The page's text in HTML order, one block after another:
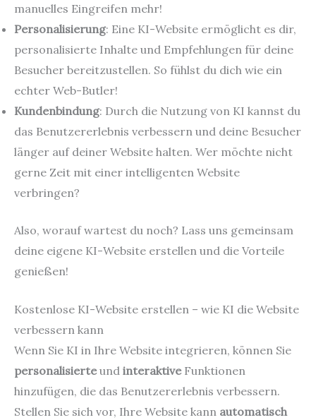
manuelles Eingreifen mehr!
Personalisierung: Eine KI-Website ermöglicht es dir,
personalisierte Inhalte und Empfehlungen für deine
Besucher bereitzustellen. So fühlst du dich wie ein
echter Web-Butler!
Kundenbindung: Durch die Nutzung von KI kannst du
das Benutzererlebnis verbessern und deine Besucher
länger auf deiner Website halten. Wer möchte nicht
gerne Zeit mit einer intelligenten Website
verbringen?
Also, worauf wartest du noch? Lass uns gemeinsam
deine eigene KI-Website erstellen und die Vorteile
genießen!
Kostenlose KI-Website erstellen – wie KI die Website
verbessern kann
Wenn Sie KI in Ihre Website integrieren, können Sie
personalisierteund interaktiveFunktionen
hinzufügen, die das Benutzererlebnis verbessern.
Stellen Sie sich vor, Ihre Website kann automatisch